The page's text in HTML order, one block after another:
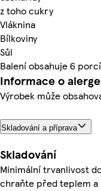
z toho cukry
Vláknina
Bílkoviny
Sůl
Balení obsahuje 6 porcí
Informace o
Výrobek může
Skladování a příprava
Skladování
Minimální trvanlivost
chraňte před teplem